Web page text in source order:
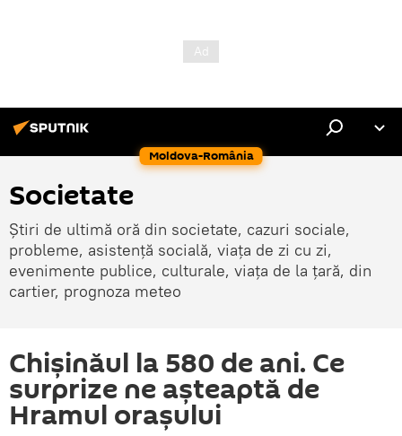
Moldova-România
Societate
Știri de ultimă oră din societate, cazuri sociale,
probleme, asistență socială, viața de zi cu zi,
evenimente publice, culturale, viața de la țară, din
cartier, prognoza meteo
Chișinăul la 580 de ani. Ce
surprize ne aşteaptă de
Hramul orașului